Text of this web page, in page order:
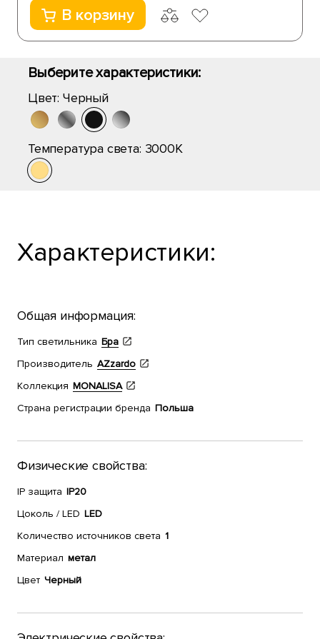
В корзину
Выберите характеристики:
Цвет: Черный
Температура света: 3000K
Характеристики:
Общая информация:
Тип светильника Бра
Производитель AZzardo
Коллекция MONALISA
Страна регистрации бренда Польша
Физические свойства:
IP защита IP20
Цоколь / LED LED
Количество источников света 1
Материал метал
Цвет Черный